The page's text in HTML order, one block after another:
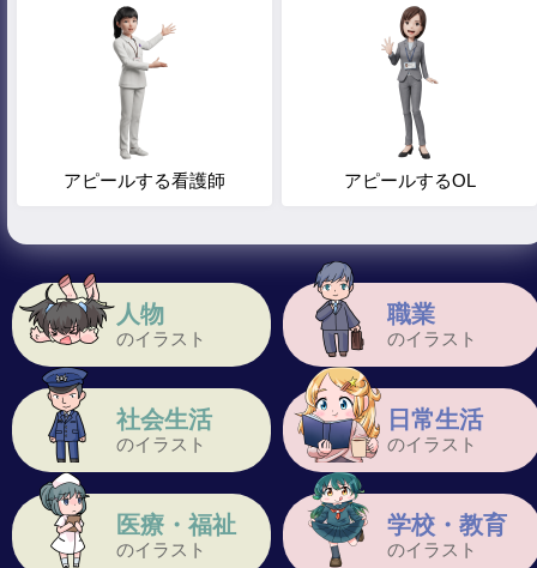
人物
のイラスト
職業
のイラスト
社会生活
のイラスト
日常生活
のイラスト
医療・福祉
のイラスト
学校・教育
のイラスト
アピールする看護師 アピールするOL